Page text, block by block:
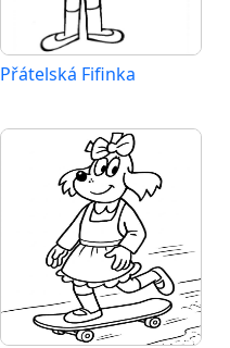
Přátelská Fifinka